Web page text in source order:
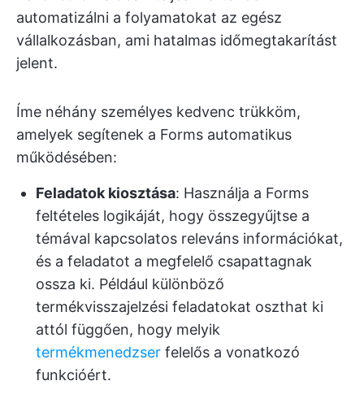
automatizálni a folyamatokat az egész
vállalkozásban, ami hatalmas időmegtakarítást
jelent.
Íme néhány személyes kedvenc trükköm,
amelyek segítenek a Forms automatikus
működésében:
Feladatok kiosztása: Használja a Forms
feltételes logikáját, hogy összegyűjtse a
témával kapcsolatos releváns információkat,
és a feladatot a megfelelő csapattagnak
ossza ki. Például különböző
termékvisszajelzési feladatokat oszthat ki
attól függően, hogy melyik
termékmenedzser felelős a vonatkozó
funkcióért.